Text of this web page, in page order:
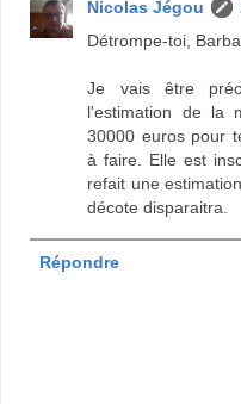
Nicolas Jégou
Détrompe-toi,
Je vais être
l'estimation de la
30000 euros pour
à faire. Elle est
refait une
décote disparaitra.
Répondre